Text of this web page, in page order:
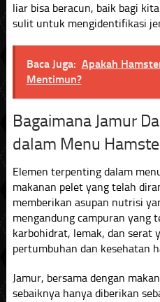
liar bisa beracun, baik bagi
sulit untuk mengidentifikasi
Baca Juga: Apakah
Mentimun?
Bagaimana Jamur
dalam Menu
Elemen terpenting dalam
makanan pelet yang telah
memberikan asupan nutrisi
mengandung campuran yang
karbohidrat, lemak, dan serat
pertumbuhan dan kesehatan
Jamur, bersama dengan
sebaiknya hanya diberikan